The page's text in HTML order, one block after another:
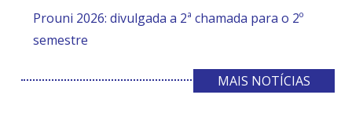
Prouni 2026: divulgada a 2ª chamada para o 2º
semestre
MAIS NOTÍCIAS